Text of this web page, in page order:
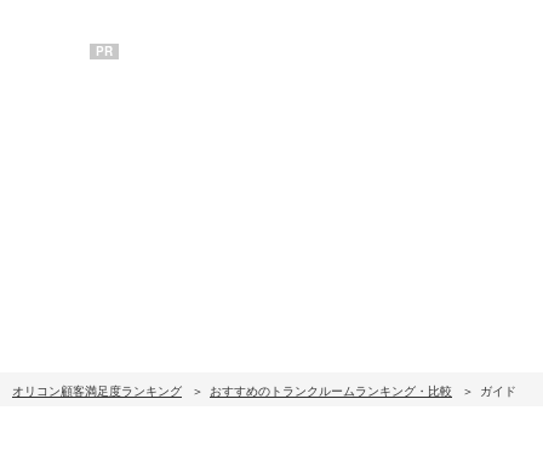
PR
オリコン顧客満足度ランキング おすすめのトランクルームランキング・比較 ガイド